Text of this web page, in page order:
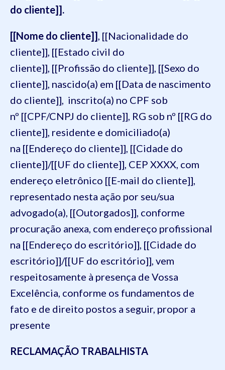
do cliente]].
[[Nome do cliente]] , [[Nacionalidade do
cliente]], [[Estado civil do
cliente]], [[Profissão do cliente]], [[Sexo do
cliente]], nascido(a) em [[Data de nascimento
do cliente]], inscrito(a) no CPF sob
nº [[CPF/CNPJ do cliente]], RG sob nº [[RG do
cliente]], residente e domiciliado(a)
na [[Endereço do cliente]], [[Cidade do
cliente]]/[[UF do cliente]], CEP XXXX, com
endereço eletrônico [[E-mail do cliente]],
representado nesta ação por seu/sua
advogado(a), [[Outorgados]], conforme
procuração anexa, com endereço profissional
na [[Endereço do escritório]], [[Cidade do
escritório]]/[[UF do escritório]], vem
respeitosamente à presença de Vossa
Excelência, conforme os fundamentos de
fato e de direito postos a seguir, propor a
presente
RECLAMAÇÃO TRABALHISTA